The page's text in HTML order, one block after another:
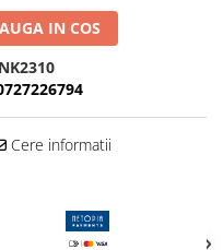
IN COS
Cere informatii